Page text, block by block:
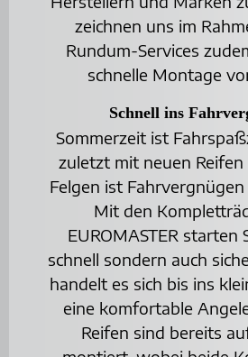
zeichnen uns im
Rundum-Services
schnelle Montage
Schnell ins
Sommerzeit ist
zuletzt mit neuen Reifen
Felgen ist
Mit den
EUROMASTER starten
schnell sondern auch
handelt es sich bis ins
eine komfortable
Reifen sind bereits